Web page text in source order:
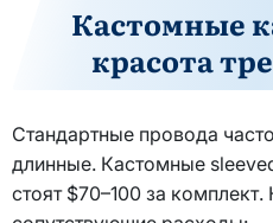
Кастомные
красота
Стандартные провода
длинные. Кастомные
стоят $70–100 за